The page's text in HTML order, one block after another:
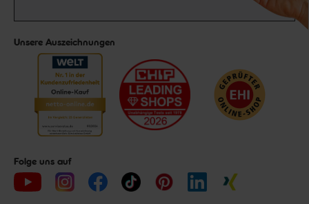
Unsere Auszeichnungen
Folge uns auf